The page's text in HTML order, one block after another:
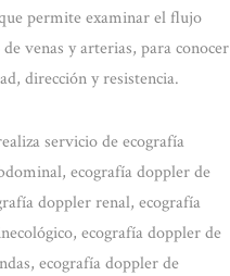
permite examinar el flujo
de venas y arterias, para conocer
dirección y resistencia.
servicio de ecografía
ecografía doppler de
doppler renal, ecografía
ecografía doppler de
ecografía doppler de